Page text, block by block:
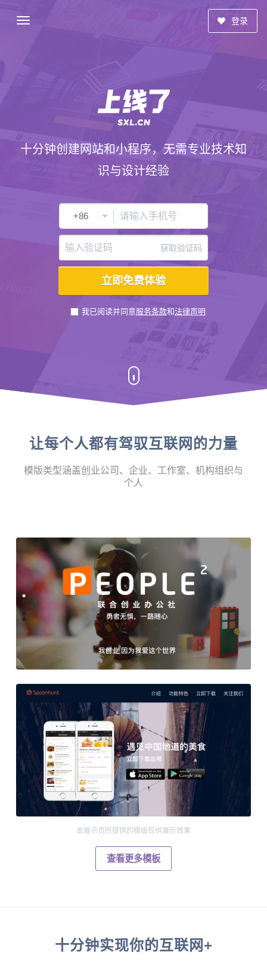
登录
十分钟创建网站和小程序，无需专业技术知
识与设计经验
获取验证码
我已阅读并同意服务条款和法律声明
让每个人都有驾驭互联网的力量
模版类型涵盖创业公司、企业、工作室、机构组织与
个人
本展示页所提供的模版仅供展示效果
查看更多模板
十分钟实现你的互联网+